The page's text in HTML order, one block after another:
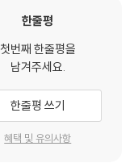
한줄평
첫번째 한줄평을
남겨주세요.
한줄평 쓰기
혜택 및 유의사항